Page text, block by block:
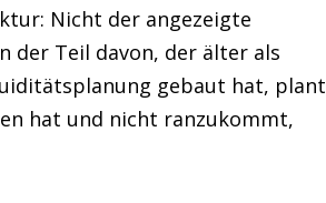
Nicht der angezeigte
der Teil davon, der älter als
gebaut hat, plant
hat und nicht ranzukommt,